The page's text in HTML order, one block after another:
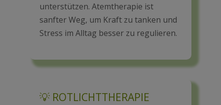
unterstützen. Atemtherapie ist
sanfter Weg, um Kraft zu tanken und
Stress im Alltag besser zu regulieren.
💡 ROTLICHTTHERAPIE